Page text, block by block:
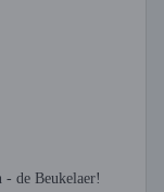
de Beukelaer!